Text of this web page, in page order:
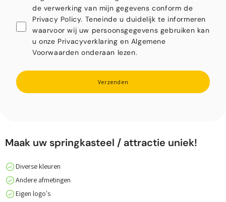
de verwerking van mijn gegevens conform de
Privacy Policy. Teneinde u duidelijk te informeren
waarvoor wij uw persoonsgegevens gebruiken kan
u onze Privacyverklaring en Algemene
Voorwaarden onderaan lezen.
Verzenden
Maak uw springkasteel / attractie uniek!
Diverse kleuren
Andere afmetingen
Eigen logo's